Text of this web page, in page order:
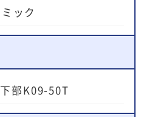
ック
部K09-50T